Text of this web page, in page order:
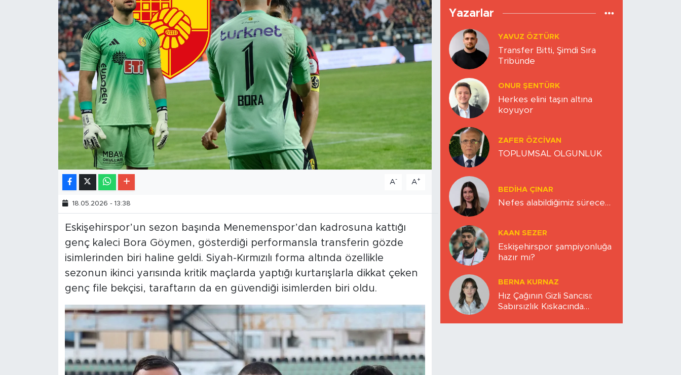
A- A+
18.05.2026 - 13:38
Eskişehirspor’un sezon başında Menemenspor’dan kadrosuna kattığı
genç kaleci Bora Göymen, gösterdiği performansla transferin gözde
isimlerinden biri haline geldi. Siyah-Kırmızılı forma altında özellikle
sezonun ikinci yarısında kritik maçlarda yaptığı kurtarışlarla dikkat çeken
genç file bekçisi, taraftarın da en güvendiği isimlerden biri oldu.
Yazarlar
YAVUZ ÖZTÜRK
Transfer Bitti, Şimdi Sıra
Tribünde
ONUR ŞENTÜRK
Herkes elini taşın altına
koyuyor
ZAFER ÖZCIVAN
TOPLUMSAL OLGUNLUK
BEDIHA ÇINAR
Nefes alabildiğimiz sürece…
KAAN SEZER
Eskişehirspor şampiyonluğa
hazır mı?
BERNA KURNAZ
Hız Çağının Gizli Sancısı:
Sabırsızlık Kıskacında